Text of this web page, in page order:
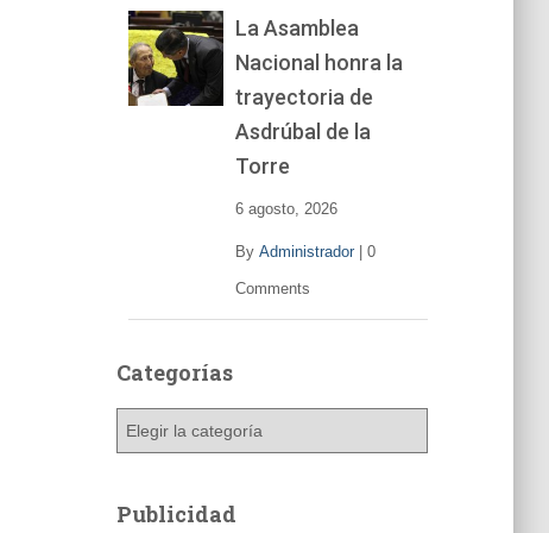
La Asamblea
Nacional honra la
trayectoria de
Asdrúbal de la
Torre
6 agosto, 2026
By Administrador| 0
Comments
Categorías
g
Publicidad